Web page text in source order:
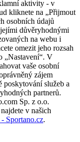
aktivity - v
kliknete na „Přijmout
osobních údajů
důvěryhodnými
na webu i
omezit jeho rozsah
„Nastavení“. V
vaše osobní
zájem
poskytování služeb a
partnerů.
Sp. z o.o.
v našich
Sportano.cz.